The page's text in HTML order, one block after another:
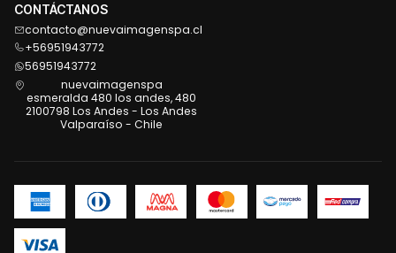
CONTÁCTANOS
contacto@nuevaimagenspa.cl
+56951943772
56951943772
nuevaimagenspa
esmeralda 480 los andes, 480
2100798 Los Andes - Los Andes
Valparaíso - Chile